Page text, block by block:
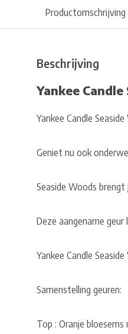
Productomschrijving
Beschrijving
Yankee Candle
Yankee Candle
Geniet nu ook
Seaside Woods
Deze aangename
Yankee Candle
Samenstelling geuren:
Top : Oranje